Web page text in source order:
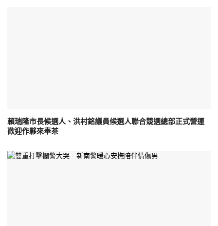
賴瑞隆市長候選人、洪村銘議員候選人聯合競選總部正式營運
歡迎作夥來奉茶